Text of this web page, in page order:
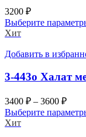
3200 ₽
Выберите
Хит
Добавить в
3-443о Халат
3400 ₽ – 3600 ₽
Выберите
Хит